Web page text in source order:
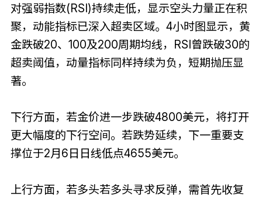
对强弱指数(RSI)持续走低，显示空头力量正在积
聚，动能指标已深入超卖区域。4小时图显示，黄
金跌破20、100及200周期均线，RSI曾跌破30的
超卖阈值，动量指标同样持续为负，短期抛压显
著。
下行方面，若金价进一步跌破4800美元，将打开
更大幅度的下行空间。若跌势延续，下一重要支
撑位于2月6日日线低点4655美元。
上行方面，若多头若多头寻求反弹，需首先收复